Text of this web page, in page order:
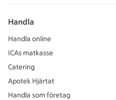
Handla
Handla online
ICAs matkasse
Catering
Apotek Hjärtat
Handla som företag